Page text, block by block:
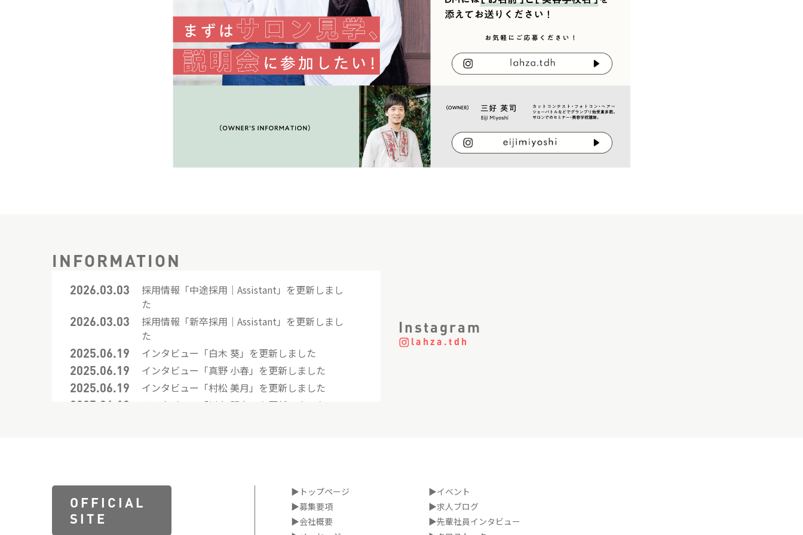
INFORMATION
2026.03.03
採用情報「中途採用｜Assistant」を更新しまし
た
2026.03.03
採用情報「新卒採用｜Assistant」を更新しまし
た
2025.06.19
インタビュー「白木 葵」を更新しました
2025.06.19
インタビュー「真野 小春」を更新しました
2025.06.19
インタビュー「村松 美月」を更新しました
2025.06.19
インタビュー「川上 琴未」を更新しました
2021.05.05
採用情報「中途採用｜Stylist」を更新しました
Instagram
lahza.tdh
OFFICIAL
SITE
▶トップページ
▶募集要項
▶会社概要
▶イベント
▶求人ブログ
▶先輩社員インタビュー